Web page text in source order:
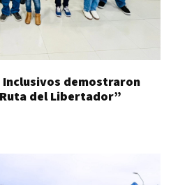
demostraron
del Libertador”